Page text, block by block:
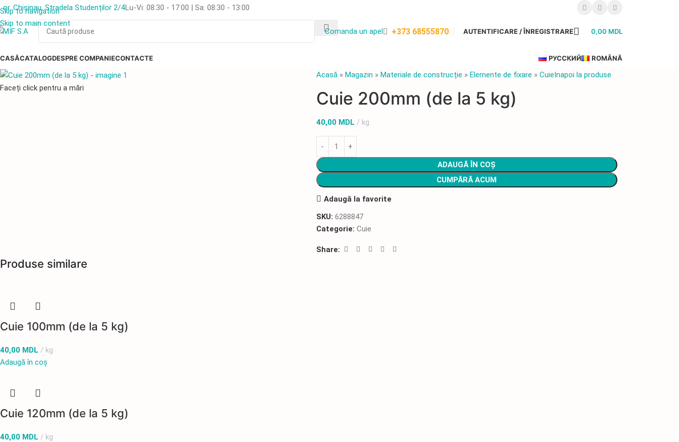
Skip to navigation
Skip to main content
or. Chisinau, Stradela Studenților 2/4Lu-Vi: 08:30 - 17:00 | Sa: 08:30 - 13:00
Сomanda un apel +373 68555870 AUTENTIFICARE / ÎNREGISTRARE 0,00 MDL
CATALOGDESPRE COMPANIECONTACTE РУССКИЙ ROMÂNĂ
Faceți click pentru a mări
Acasă» Magazin » Materiale de construcție » Elemente de fixare » CuieInapoi la produse
Cuie 200mm (de la 5 kg)
40,00 MDL kg
ADAUGĂ ÎN COȘ
CUMPĂRĂ ACUM
Adaugă la favorite
SKU: 6288847
Categorie: Cuie
Share:
Produse similare
Cuie 100mm (de la 5 kg)
40,00 MDL
kg
Adaugă în coș
Cuie 120mm (de la 5 kg)
40,00 MDL
kg